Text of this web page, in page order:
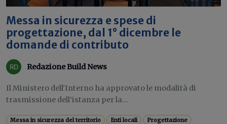
Messa in sicurezza e spese di
progettazione, dal 1° dicembre le
domande di contributo
Redazione Build News
Il Ministero dell'Interno ha approvato le modalità di
trasmissione dell’istanza per la...
Messa in sicurezza del territorio Enti locali
Progettazione